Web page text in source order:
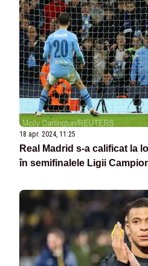
18 apr. 2024, 11:25
Real Madrid s-a calificat la
în semifinalele Ligii